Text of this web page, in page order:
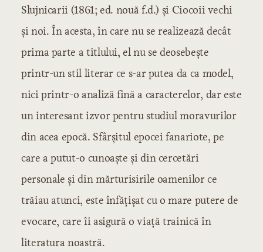
Slujnicarii (1861; ed. nouă f.d.) şi Ciocoii vechi
şi noi. În acesta, în care nu se realizează decât
prima parte a titlului, el nu se deosebeşte
printr-un stil literar ce s-ar putea da ca model,
nici printr-o analiză fină a caracterelor, dar este
un interesant izvor pentru studiul moravurilor
din acea epocă. Sfârşitul epocei fanariote, pe
care a putut-o cunoaşte şi din cercetări
personale şi din mărturisirile oamenilor ce
trăiau atunci, este înfăţişat cu o mare putere de
evocare, care îi asigură o viaţă trainică în
literatura noastră.